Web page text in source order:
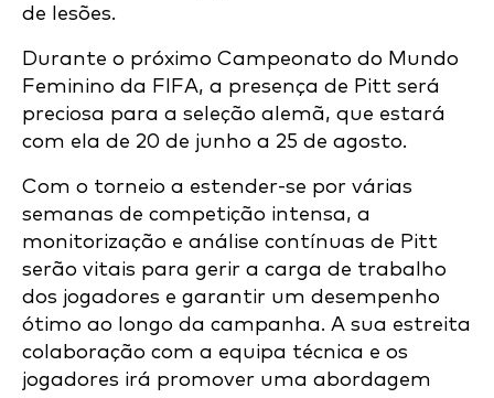
de lesões.
Durante o próximo Campeonato do Mundo
Feminino da FIFA, a presença de Pitt será
preciosa para a seleção alemã, que estará
com ela de 20 de junho a 25 de agosto.
Com o torneio a estender-se por várias
semanas de competição intensa, a
monitorização e análise contínuas de Pitt
serão vitais para gerir a carga de trabalho
dos jogadores e garantir um desempenho
ótimo ao longo da campanha. A sua estreita
colaboração com a equipa técnica e os
jogadores irá promover uma abordagem